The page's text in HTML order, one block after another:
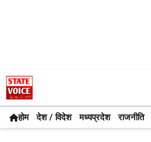
Skip
to
content
होम देश / विदेश मध्यप्रदेश राजनीति